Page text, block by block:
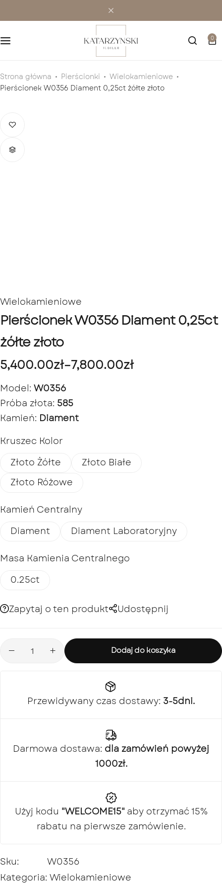
0
Strona główna Pierścionki
Wielokamieniowe
Pierścionek W0356 Diament 0,25ct żółte złoto
Wielokamieniowe
Pierścionek W0356 Diament 0,25ct
żółte złoto
5,400.00zł–7,800.00zł
Model: W0356
Próba złota: 585
Kamień: Diament
Kruszec Kolor
Złoto Żółte
Złoto Białe
Złoto Różowe
Kamień Centralny
Diament
Diament Laboratoryjny
Masa Kamienia Centralnego
0.25ct
Zapytaj o ten produkt Udostępnij
Dodaj do koszyka
Przewidywany czas dostawy: 3-5dni.
Darmowa dostawa: dla zamówień powyżej
1000zł.
Użyj kodu "WELCOME15" aby otrzymać 15%
rabatu na pierwsze zamówienie.
Sku:
W0356
Kategoria: Wielokamieniowe
Jednokamieniowe
Modowe
Pozostała biżuteria
Zawieszki